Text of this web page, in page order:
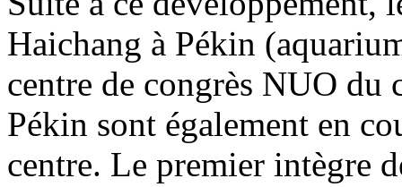
Haichang à Pékin
centre de congrès NUO du
Pékin sont également en
centre. Le premier intègre